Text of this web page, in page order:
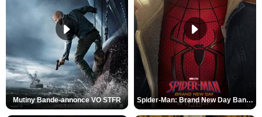
Mutiny Bande-annonce VO STFR Spider-Man: Brand New Day Bande-annonce VO STFR